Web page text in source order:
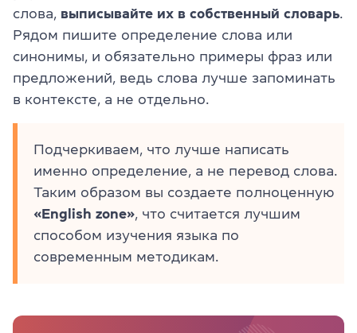
слова, выписывайте их в собственный словарь
Рядом пишите определение слова или
синонимы, и обязательно примеры фраз или
предложений, ведь слова лучше запоминать
в контексте, а не отдельно.
Подчеркиваем, что лучше написать
именно определение, а не перевод слова.
Таким образом вы создаете полноценную
«English zone» , что считается лучшим
способом изучения языка по
современным методикам.